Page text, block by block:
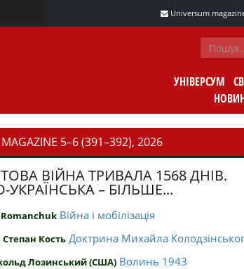
Universum
УНІВЕРСУМ
5–6 (391–392), 2026
ВІЙНА ТРИВАЛА 1568 ДНІВ.
УКРАЇНСЬКА – БІЛЬШЕ...
Війна і мобілізація
Степан Кость Доктрина Михайла
Лозинський (США) Волинь 1943